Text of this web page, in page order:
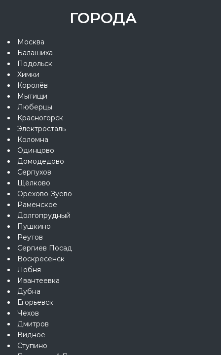
ГОРОДА
Москва
Балашиха
Подольск
Химки
Королёв
Мытищи
Люберцы
Красногорск
Электросталь
Коломна
Одинцово
Домодедово
Серпухов
Щёлково
Орехово-Зуево
Раменское
Долгопрудный
Пушкино
Реутов
Сергиев Посад
Воскресенск
Лобня
Ивантеевка
Дубна
Егорьевск
Чехов
Дмитров
Видное
Ступино